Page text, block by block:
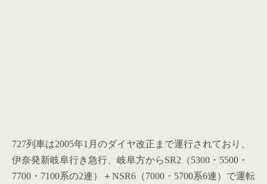
727列車は2005年1月のダイヤ改正まで運行されており、
伊奈発新岐阜行き急行、岐阜方からSR2（5300・5500・
7700・7100系の2連）＋NSR6（7000・5700系6連）で運転